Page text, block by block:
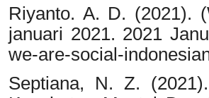
Riyanto. A. D. (2021).
januari 2021. 2021
we-are-social-
Septiana, N. Z.